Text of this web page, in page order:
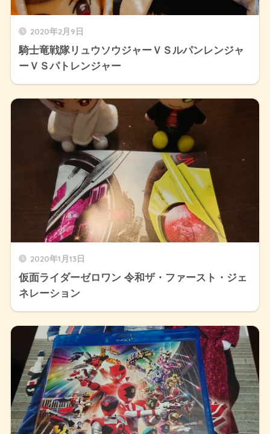
2020年2月9日
騎士竜戦隊リュウソウジャーＶＳルパンレンジャ
ーＶＳパトレンジャー
2020年1月13日
仮面ライダーゼロワン 令和ザ・ファースト・ジェ
ネレーション